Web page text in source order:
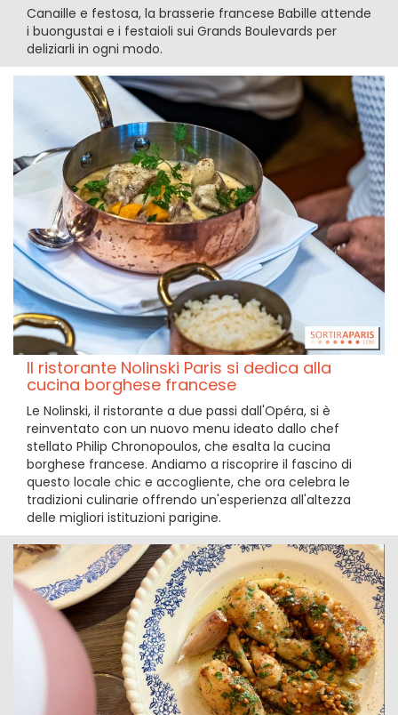
Canaille e festosa, la brasserie francese Babille attende
i buongustai e i festaioli sui Grands Boulevards per
deliziarli in ogni modo.
Il ristorante Nolinski Paris si dedica alla
cucina borghese francese
Le Nolinski, il ristorante a due passi dall'Opéra, si è
reinventato con un nuovo menu ideato dallo chef
stellato Philip Chronopoulos, che esalta la cucina
borghese francese. Andiamo a riscoprire il fascino di
questo locale chic e accogliente, che ora celebra le
tradizioni culinarie offrendo un'esperienza all'altezza
delle migliori istituzioni parigine.